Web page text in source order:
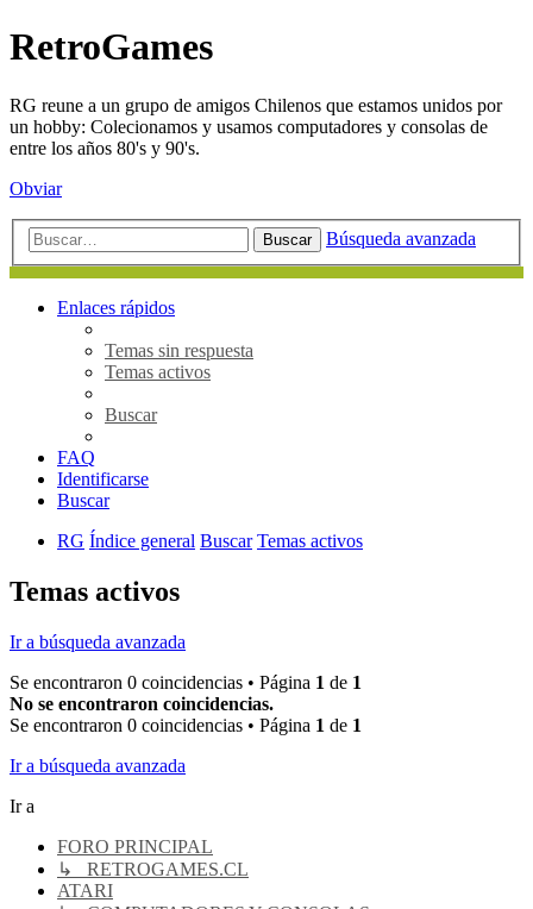
RetroGames
RG reune a un grupo de amigos Chilenos que estamos unidos por
un hobby: Colecionamos y usamos computadores y consolas de
entre los años 80's y 90's.
Obviar
Buscar Búsqueda avanzada
Enlaces rápidos
Temas sin respuesta
Temas activos
Buscar
FAQ
Identificarse
Buscar
RG Índice general Buscar Temas activos
Temas activos
Ir a búsqueda avanzada
Se encontraron 0 coincidencias • Página 1 de 1
No se encontraron coincidencias.
Se encontraron 0 coincidencias • Página 1 de 1
Ir a búsqueda avanzada
Ir a
FORO PRINCIPAL
↳ RETROGAMES.CL
ATARI